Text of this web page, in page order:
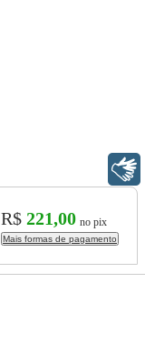
R$ 221,00 no pix
Mais formas de pagamento